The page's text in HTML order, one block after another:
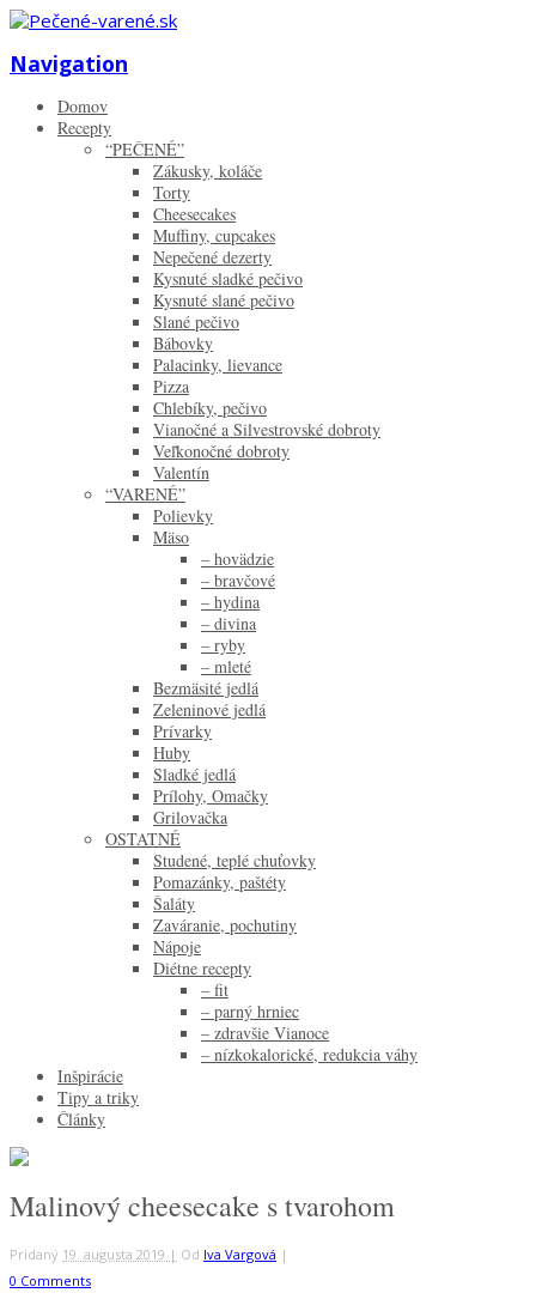
Navigation
Domov
Recepty
“PEČENÉ”
Zákusky, koláče
Torty
Cheesecakes
Muffiny, cupcakes
Nepečené dezerty
Kysnuté sladké pečivo
Kysnuté slané pečivo
Slané pečivo
Bábovky
Palacinky, lievance
Pizza
Chlebíky, pečivo
Vianočné a Silvestrovské dobroty
Veľkonočné dobroty
Valentín
“VARENÉ”
Polievky
Mäso
– hovädzie
– bravčové
– hydina
– divina
– ryby
– mleté
Bezmäsité jedlá
Zeleninové jedlá
Prívarky
Huby
Sladké jedlá
Prílohy, Omačky
Grilovačka
OSTATNÉ
Studené, teplé chuťovky
Pomazánky, paštéty
Šaláty
Zaváranie, pochutiny
Nápoje
Diétne recepty
– fit
– parný hrniec
– zdravšie Vianoce
– nízkokalorické, redukcia váhy
Inšpirácie
Tipy a triky
Články
Malinový cheesecake s tvarohom
Pridaný 19. augusta 2019 | Od Iva Vargová |
0 Comments